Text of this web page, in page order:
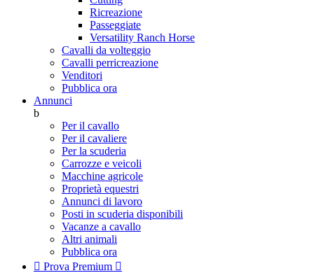
Ricreazione
Passeggiate
Versatility Ranch Horse
Cavalli da volteggio
Cavalli perricreazione
Venditori
Pubblica ora
Annunci
b
Per il cavallo
Per il cavaliere
Per la scuderia
Carrozze e veicoli
Macchine agricole
Proprietà equestri
Annunci di lavoro
Posti in scuderia disponibili
Vacanze a cavallo
Altri animali
Pubblica ora
 Prova Premium 